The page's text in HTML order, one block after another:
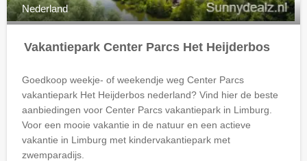
Nederland
Vakantiepark Center Parcs Het Heijderbos
Goedkoop weekje- of weekendje weg Center Parcs
vakantiepark Het Heijderbos nederland? Vind hier de beste
aanbiedingen voor Center Parcs vakantiepark in Limburg.
Voor een mooie vakantie in de natuur en een actieve
vakantie in Limburg met kindervakantiepark met
zwemparadijs.